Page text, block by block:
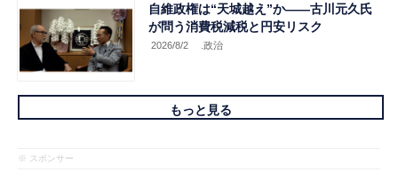
自維政権は“天城越え”か――古川元久氏
が問う消費税減税と円安リスク
2026/8/2 .政治
もっと見る
※ スポンサー